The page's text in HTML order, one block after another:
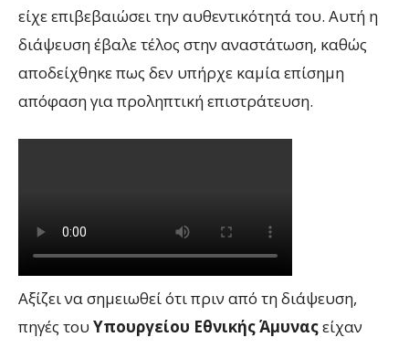
είχε επιβεβαιώσει την αυθεντικότητά του. Αυτή η
διάψευση έβαλε τέλος στην αναστάτωση, καθώς
αποδείχθηκε πως δεν υπήρχε καμία επίσημη
απόφαση για προληπτική επιστράτευση.
Αξίζει να σημειωθεί ότι πριν από τη διάψευση,
πηγές του Υπουργείου Εθνικής Άμυναςείχαν